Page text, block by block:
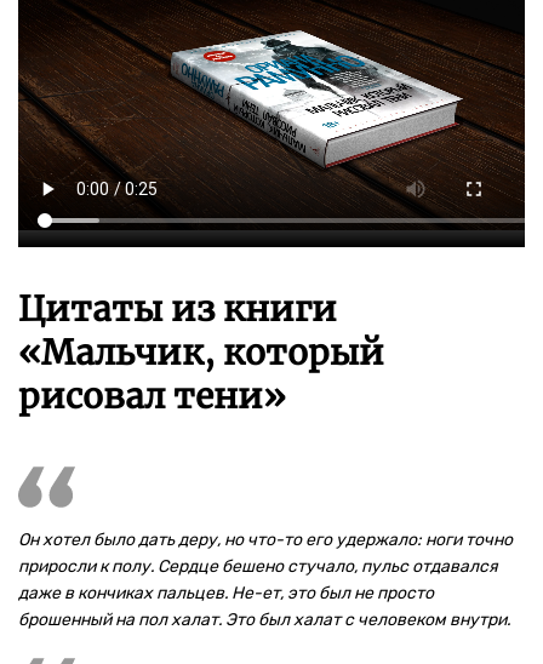
Цитаты из книги
«Мальчик, который
рисовал тени»
Он хотел было дать деру, но что-то его удержало: ноги точно
приросли к полу. Сердце бешено стучало, пульс отдавался
даже в кончиках пальцев. Не-ет, это был не просто
брошенный на пол халат. Это был халат с человеком внутри.